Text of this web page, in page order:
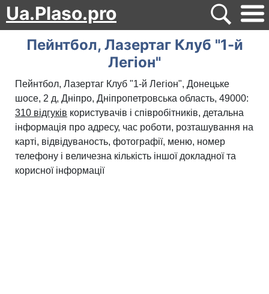
Ua.Plaso.pro
Пейнтбол, Лазертаг Клуб "1-й
Легіон"
Пейнтбол, Лазертаг Клуб "1-й Легіон", Донецьке
шосе, 2 д, Дніпро, Дніпропетровська область, 49000:
310 відгуків користувачів і співробітників, детальна
інформація про адресу, час роботи, розташування на
карті, відвідуваность, фотографії, меню, номер
телефону і величезна кількість іншої докладної та
корисної інформації